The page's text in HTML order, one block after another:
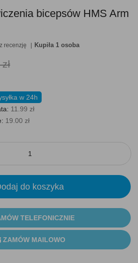
bicepsów HMS Arm
recenzję Kupiła 1 osoba
w 24h
11.99 zł
19.00 zł
do koszyka
TELEFONICZNIE
ZAMÓW MAILOWO